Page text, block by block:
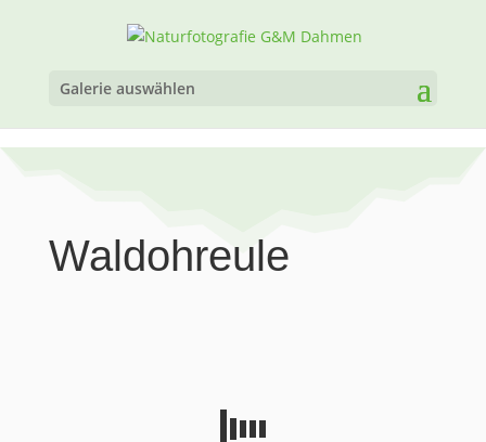
Galerie auswählen
Waldohreule